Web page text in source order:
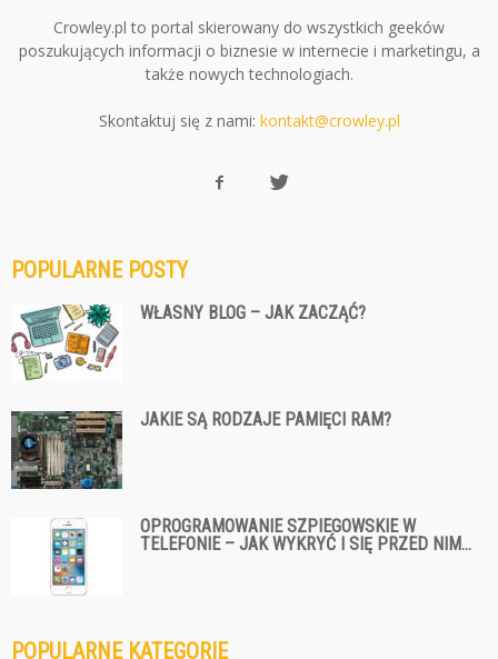
Crowley.pl to portal skierowany do wszystkich geeków
poszukujących informacji o biznesie w internecie i marketingu, a
także nowych technologiach.
Skontaktuj się z nami: kontakt@crowley.pl
POPULARNE POSTY
WŁASNY BLOG – JAK ZACZĄĆ?
JAKIE SĄ RODZAJE PAMIĘCI RAM?
OPROGRAMOWANIE SZPIEGOWSKIE W
TELEFONIE – JAK WYKRYĆ I SIĘ PRZED NIM...
POPULARNE KATEGORIE